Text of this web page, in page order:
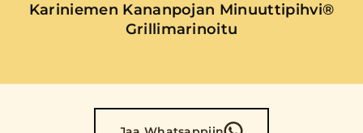
Kariniemen Kananpojan Minuuttipihvi®
Grillimarinoitu